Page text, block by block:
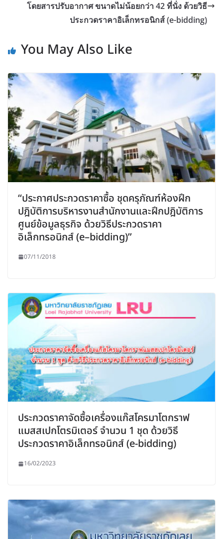
โดยสารปรับอากาศ ขนาดไม่น้อยกว่า 42 ที่นั่ง ด้วยวิธี
ประกวดราคาอิเล็กทรอนิกส์ (e-bidding)
You May Also Like
“ประกาศประกวดราคาซื้อ ชุดครุภัณฑ์ห้องฝึก
ปฎิบัติการบริหารงานสำนักงานและฝึกปฎิบัติการ
ศูนย์ข้อมูลธุรกิจ ด้วยวิธีประกวดราคา
อิเล็กทรอนิกส์ (e–bidding)”
07/11/2018
ประกวดราคาจัดซื้อเครื่องแก๊สโครมาโตกราฟ
แมสสเปกโตรมิเตอร์ จำนวน 1 ชุด ด้วยวิธี
ประกวดราคาอิเล็กทรอนิกส์ (e-bidding)
16/02/2023